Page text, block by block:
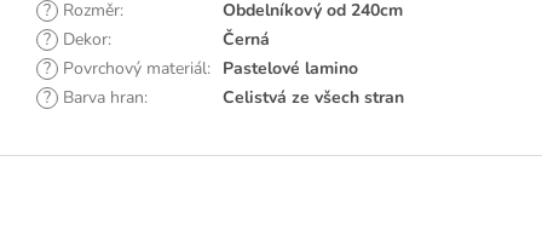
? Rozměr:
Obdelníkový od 240cm
? Dekor:
Černá
? Povrchový materiál: Pastelové lamino
? Barva hran: Celistvá ze všech stran
Z